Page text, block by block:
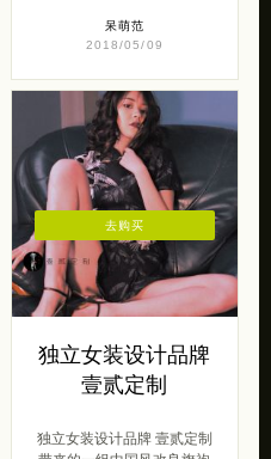
呆萌范
2018/05/09
独立女装设计品牌
壹贰定制
独立女装设计品牌 壹贰定制
去购买